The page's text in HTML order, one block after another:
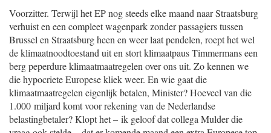
Voorzitter. Terwijl het EP nog steeds elke maand naar Straatsburg
verhuist en een compleet wagenpark zonder passagiers tussen
Brussel en Straatsburg heen en weer laat pendelen, roept het wel
de klimaatnoodtoestand uit en stort klimaatpaus Timmermans een
berg peperdure klimaatmaatregelen over ons uit. Zo kennen we
die hypocriete Europese kliek weer. En wie gaat die
klimaatmaatregelen eigenlijk betalen, Minister? Hoeveel van die
1.000 miljard komt voor rekening van de Nederlandse
belastingbetaler? Klopt het – ik geloof dat collega Mulder die